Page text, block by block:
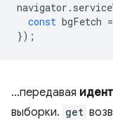
navigator .
const bgFetch =
});
…передавая
выборки. get